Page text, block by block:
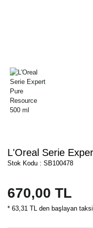
L'Oreal Serie
Stok Kodu : SB100478
670,00 TL
* 63,31 TL den başlayan